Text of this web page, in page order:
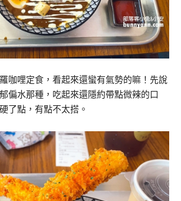
咖哩定食，看起來還蠻有氣勢的嘛！先說
偏水那種，吃起來還隱約帶點微辣的口
了點，有點不太搭。